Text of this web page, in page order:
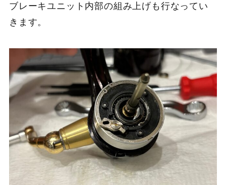
ブレーキユニット内部の組み上げも行なってい
きます。